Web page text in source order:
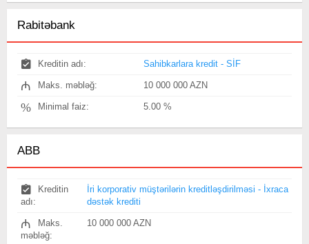
Rabitəbank
Kreditin adı: Sahibkarlara kredit - SİF
₼ Maks. məbləğ: 10 000 000 AZN
% Minimal faiz: 5.00 %
ABB
Kreditin
adı:
İri korporativ müştərilərin kreditləşdirilməsi - İxraca
dəstək krediti
₼
Maks.
məbləğ:
10 000 000 AZN